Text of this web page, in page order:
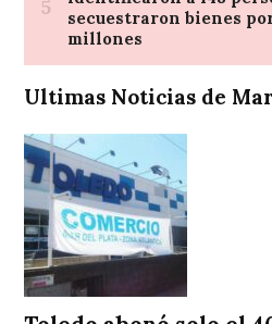
Ultimas Noticias de